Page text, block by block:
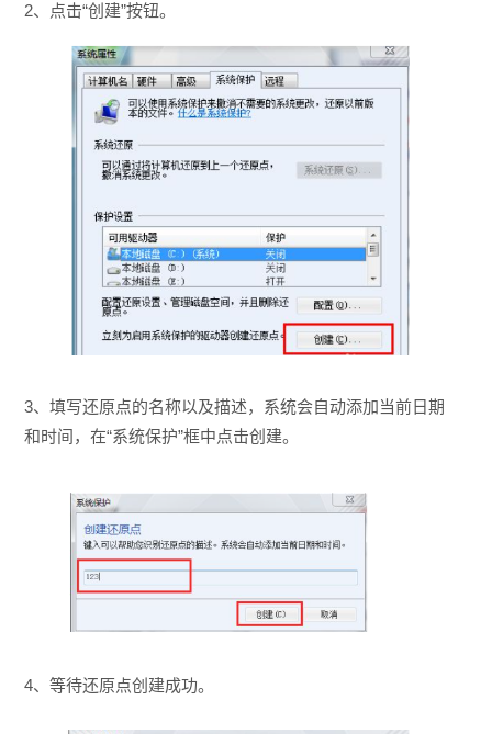
2、点击“创建”按钮。
3、填写还原点的名称以及描述，系统会自动添加当前日期
和时间，在“系统保护”框中点击创建。
4、等待还原点创建成功。